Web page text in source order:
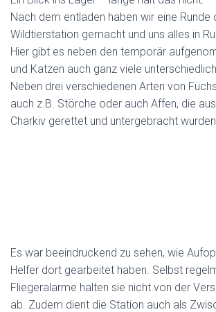
Nach dem entladen haben wir eine Runde
Wildtierstation gemacht und uns alles in
Hier gibt es neben den temporär
und Katzen auch ganz viele
Neben drei verschiedenen Arten von
auch z.B. Störche oder auch Affen, die
Charkiv gerettet und untergebracht
Es war beeindruckend zu sehen, wie
Helfer dort gearbeitet haben. Selbst
Fliegeralarme halten sie nicht von der
ab. Zudem dient die Station auch als